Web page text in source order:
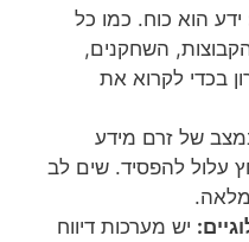
ידע הוא כוח. כמו כל
השחקנים,
בכדי לקרוא את
של זרם מידע
עלול להפסיד. שים לב
מלאה.
יש מערכות דיווח